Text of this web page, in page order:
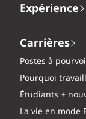
Expérience
Carrières
Postes à
Pourquoi
Étudiants +
La vie en mode